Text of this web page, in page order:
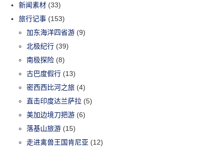
新闻素材 (33)
旅行记事 (153)
加东海洋四省游 (9)
北极纪行 (39)
南极探险 (8)
古巴度假行 (13)
密西西比河之旅 (4)
直击印度达兰萨拉 (5)
美加边境刀把游 (6)
落基山旅游 (15)
走进禽兽王国肯尼亚 (12)